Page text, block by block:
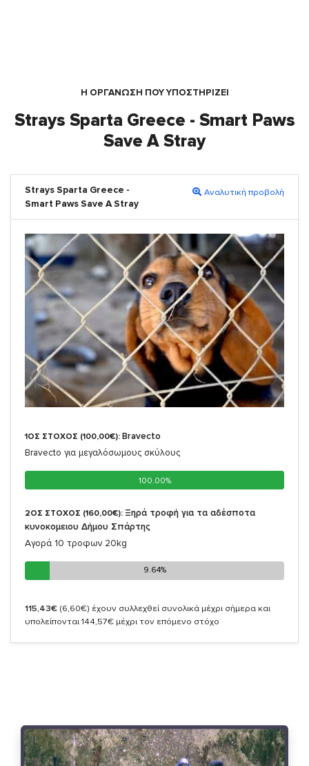
Η ΟΡΓΆΝΩΣΗ ΠΟΥ ΥΠΟΣΤΗΡΙΖΕΙ
Strays Sparta Greece - Smart Paws
Save A Stray
Strays Sparta Greece -
Smart Paws Save A Stray
Αναλυτική προβολή
1ΟΣ ΣΤΟΧΟΣ (100,00€): Bravecto
Bravecto για μεγαλόσωμους σκύλους
100.00%
100.00%
2ΟΣ ΣΤΟΧΟΣ (160,00€): Ξηρά τροφή για τα αδέσποτα
κυνοκομειου Δήμου Σπάρτης
Αγορά 10 τροφων 20kg
9.64%
9.64%
115,43€ (6,60€) έχουν συλλεχθεί συνολικά μέχρι σήμερα και
υπολείπονται 144,57€ μέχρι τον επόμενο στόχο